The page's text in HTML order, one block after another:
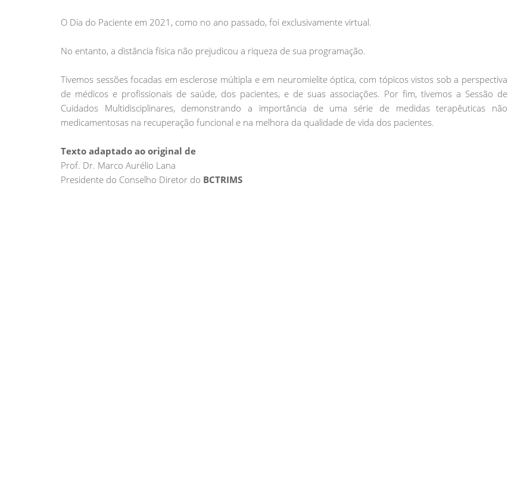
O Dia do Paciente em 2021, como no ano passado, foi exclusivamente virtual.
No entanto, a distância física não prejudicou a riqueza de sua programação.
Tivemos sessões focadas em esclerose múltipla e em neuromielite óptica, com tópicos vistos sob a perspectiva
de médicos e profissionais de saúde, dos pacientes, e de suas associações. Por fim, tivemos a Sessão de
Cuidados Multidisciplinares, demonstrando a importância de uma série de medidas terapêuticas não
medicamentosas na recuperação funcional e na melhora da qualidade de vida dos pacientes.
Texto adaptado ao original de
Prof. Dr. Marco Aurélio Lana
Presidente do Conselho Diretor do BCTRIMS